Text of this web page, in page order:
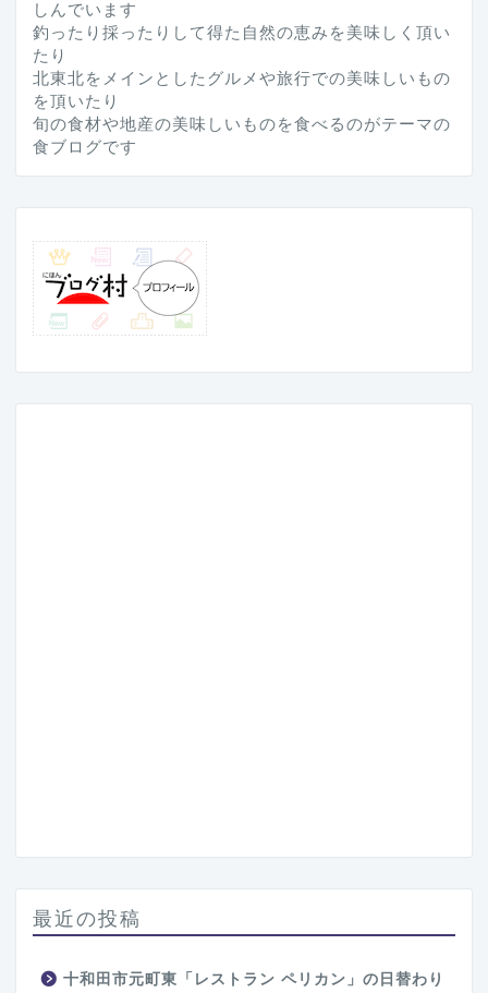
しんでいます
釣ったり採ったりして得た自然の恵みを美味しく頂い
たり
北東北をメインとしたグルメや旅行での美味しいもの
を頂いたり
旬の食材や地産の美味しいものを食べるのがテーマの
食ブログです
最近の投稿
十和田市元町東「レストラン ペリカン」の日替わり